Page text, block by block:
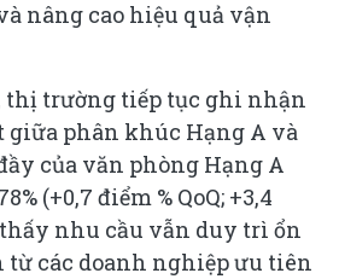
nâng cao hiệu quả vận
thị trường tiếp tục ghi nhận
giữa phân khúc Hạng A và
của văn phòng Hạng A
(+0,7 điểm % QoQ; +3,4
thấy nhu cầu vẫn duy trì ổn
từ các doanh nghiệp ưu tiên